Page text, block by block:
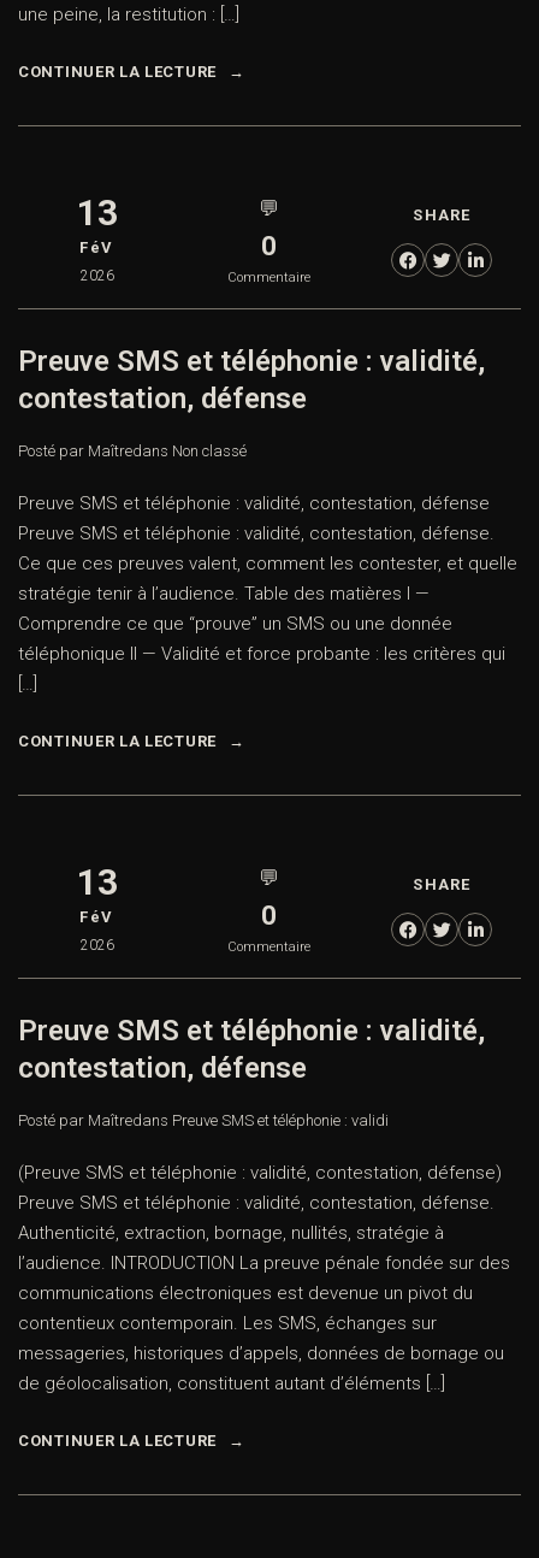
une peine, la restitution : […]
CONTINUER LA LECTURE
13
FéV
2026
💬
0
Commentaire
SHARE
Preuve SMS et téléphonie : validité,
contestation, défense
Posté par Maîtredans Non classé
Preuve SMS et téléphonie : validité, contestation, défense
Preuve SMS et téléphonie : validité, contestation, défense.
Ce que ces preuves valent, comment les contester, et quelle
stratégie tenir à l’audience. Table des matières I —
Comprendre ce que “prouve” un SMS ou une donnée
téléphonique II — Validité et force probante : les critères qui
[…]
CONTINUER LA LECTURE
13
FéV
2026
💬
0
Commentaire
SHARE
Preuve SMS et téléphonie : validité,
contestation, défense
Posté par Maîtredans Preuve SMS et téléphonie : validi
(Preuve SMS et téléphonie : validité, contestation, défense)
Preuve SMS et téléphonie : validité, contestation, défense.
Authenticité, extraction, bornage, nullités, stratégie à
l’audience. INTRODUCTION La preuve pénale fondée sur des
communications électroniques est devenue un pivot du
contentieux contemporain. Les SMS, échanges sur
messageries, historiques d’appels, données de bornage ou
de géolocalisation, constituent autant d’éléments […]
CONTINUER LA LECTURE